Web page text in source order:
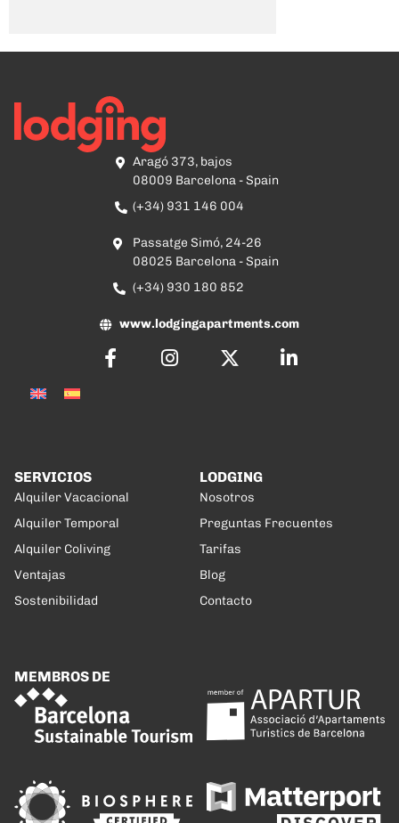
Aragó 373, bajos
08009 Barcelona - Spain
(+34) 931 146 004
Passatge Simó, 24-26
08025 Barcelona - Spain
(+34) 930 180 852
www.lodgingapartments.com
SERVICIOS
Alquiler Vacacional
Alquiler Temporal
Alquiler Coliving
Ventajas
Sostenibilidad
LODGING
Nosotros
Preguntas Frecuentes
Tarifas
Blog
Contacto
MEMBROS DE